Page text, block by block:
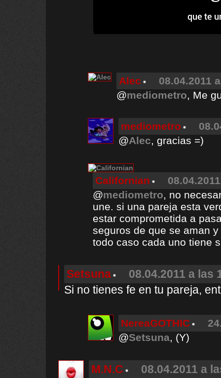
que te
Alec
08.04.2011
@mediometro, Me
mediometro
@Alec, gracias =)
Californian
@mediometro, no
une. si una pareja esta
estar comprometida a
seguros de que se aman
todo caso cada uno tiene
Setsuna
08.04.2011 a las
Si no tienes fe en tu pareja,
NereaGOTHIC
@Setsuna, (Y)
M.N.C
08.04.2011 a